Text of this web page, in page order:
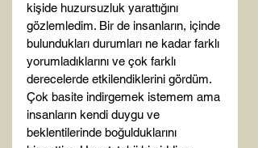
kişide huzursuzluk yarattığını
gözlemledim. Bir de insanların, içinde
bulundukları durumları ne kadar farklı
yorumladıklarını ve çok farklı
derecelerde etkilendiklerini gördüm.
Çok basite indirgemek istemem ama
insanların kendi duygu ve
beklentilerinde boğulduklarını